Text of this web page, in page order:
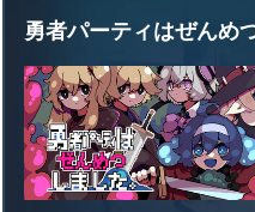
勇者パーティはぜんめ